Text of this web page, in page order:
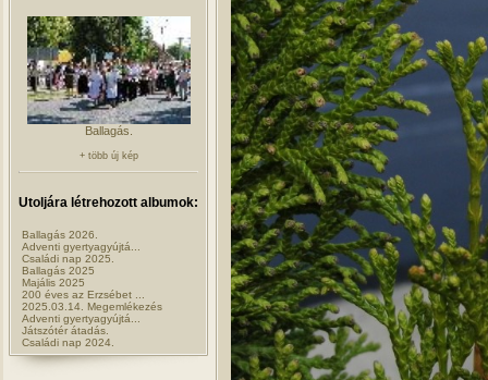
Ballagás.
+ több új kép
Utoljára létrehozott albumok:
Ballagás 2026.
Adventi gyertyagyújtá...
Családi nap 2025.
Ballagás 2025
Majális 2025
200 éves az Erzsébet ...
2025.03.14. Megemlékezés
Adventi gyertyagyújtá...
Játszótér átadás.
Családi nap 2024.